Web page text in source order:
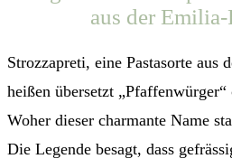
aus der
Strozzapreti, eine Pastasorte aus
heißen übersetzt
Woher dieser charmante Name
Die Legende besagt, dass